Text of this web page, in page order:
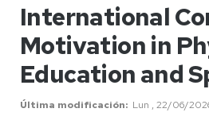
International
Motivation in
Education and
Última modificación Lun , 22/06/